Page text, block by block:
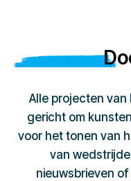
Alle projecten van
gericht om
voor het tonen van
van
nieuwsbrieven